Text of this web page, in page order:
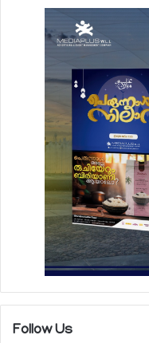
Follow Us